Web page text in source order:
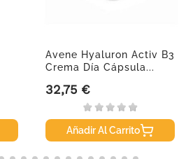
Avene Hyaluron Activ B3
Crema Día Cápsula...
Precio
32,75 €
Añadir Al Carrito